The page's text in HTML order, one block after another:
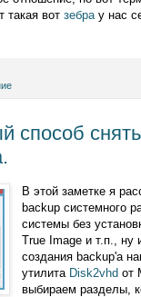
такая вот зебра у нас
способ
В этой заметке я
backup системного
системы без
True Image и т.п., ну
создания backup'а
утилита Disk2vhd от
выбираем разделы,